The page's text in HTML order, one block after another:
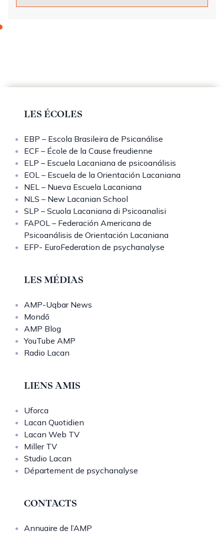
LES ÉCOLES
EBP – Escola Brasileira de Psicanálise
ECF – École de la Cause freudienne
ELP – Escuela Lacaniana de psicoanálisis
EOL – Escuela de la Orientación Lacaniana
NEL – Nueva Escuela Lacaniana
NLS – New Lacanian School
SLP – Scuola Lacaniana di Psicoanalisi
FAPOL – Federación Americana de
Psicoanálisis de Orientación Lacaniana
EFP- EuroFederation de psychanalyse
LES MÉDIAS
AMP-Uqbar News
Mondō
AMP Blog
YouTube AMP
Radio Lacan
LIENS AMIS
Uforca
Lacan Quotidien
Lacan Web TV
Miller TV
Studio Lacan
Département de psychanalyse
CONTACTS
Annuaire de l’AMP